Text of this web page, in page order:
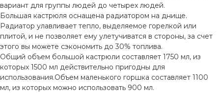
вариант для группы людей до четырех людей.
Большая кастрюля оснащена радиатором на днище.
Радиатор улавливает тепло, выделяемое горелкой или
плитой, и не позволяет ему улетучиватся в стороны, за счет
этого вы можете сэкономить до 30% топлива.
Общий объем большой кастрюли составляет 1750 мл, из
которых 1500 мл действительно пригодны для
использования.Объем маленького горшка составляет 1100
мл, из которых можно использовать 900 мл.